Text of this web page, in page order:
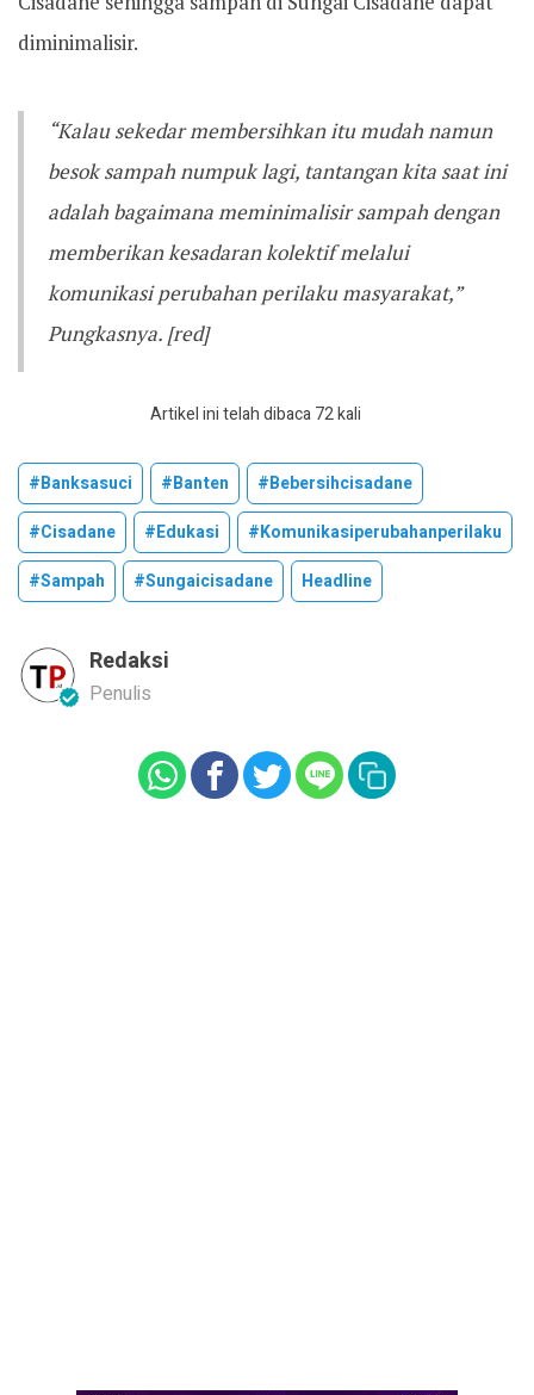
diminimalisir.
“Kalau sekedar membersihkan itu mudah namun
besok sampah numpuk lagi, tantangan kita saat ini
adalah bagaimana meminimalisir sampah dengan
memberikan kesadaran kolektif melalui
komunikasi perubahan perilaku masyarakat,”
Pungkasnya. [red]
Artikel ini telah dibaca 72 kali
#banksasuci #banten
#bebersihcisadane
#cisadane
#edukasi
#komunikasiperubahanperilaku
#sampah
#sungaicisadane Headline
Redaksi
Penulis